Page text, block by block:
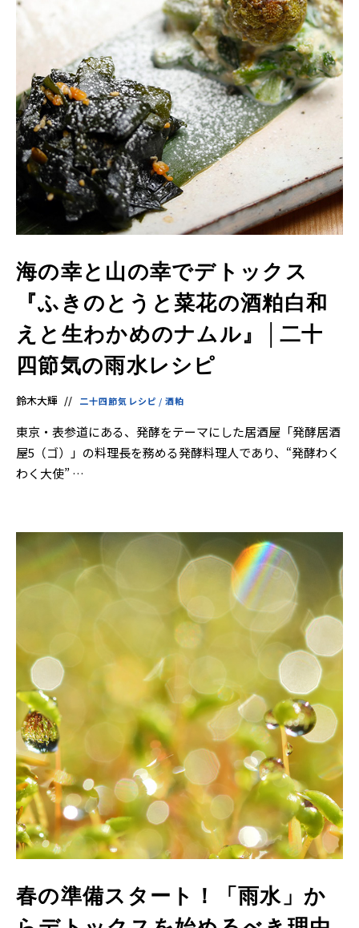
海の幸と山の幸でデトックス
『ふきのとうと菜花の酒粕白和
えと生わかめのナムル』│二十
四節気の雨水レシピ
鈴木大輝 二十四節気レシピ / 酒粕
東京・表参道にある、発酵をテーマにした居酒屋「発酵居酒
屋5（ゴ）」の料理長を務める発酵料理人であり、“発酵わく
わく大使” …
春の準備スタート！「雨水」か